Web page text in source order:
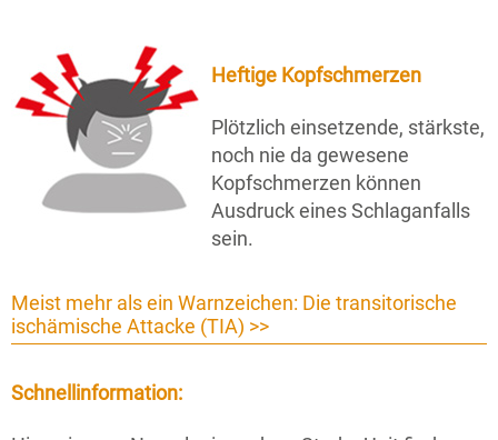
Heftige Kopfschmerzen
Plötzlich einsetzende, stärkste,
noch nie da gewesene
Kopfschmerzen können
Ausdruck eines Schlaganfalls
sein.
Meist mehr als ein Warnzeichen: Die transitorische
ischämische Attacke (TIA) >>
Schnellinformation: